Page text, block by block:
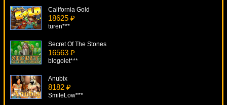
California Gold
18625 ₽
turen***
Secret Of The Stones
16563 ₽
blogolet***
Anubix
8182 ₽
SmileLow***